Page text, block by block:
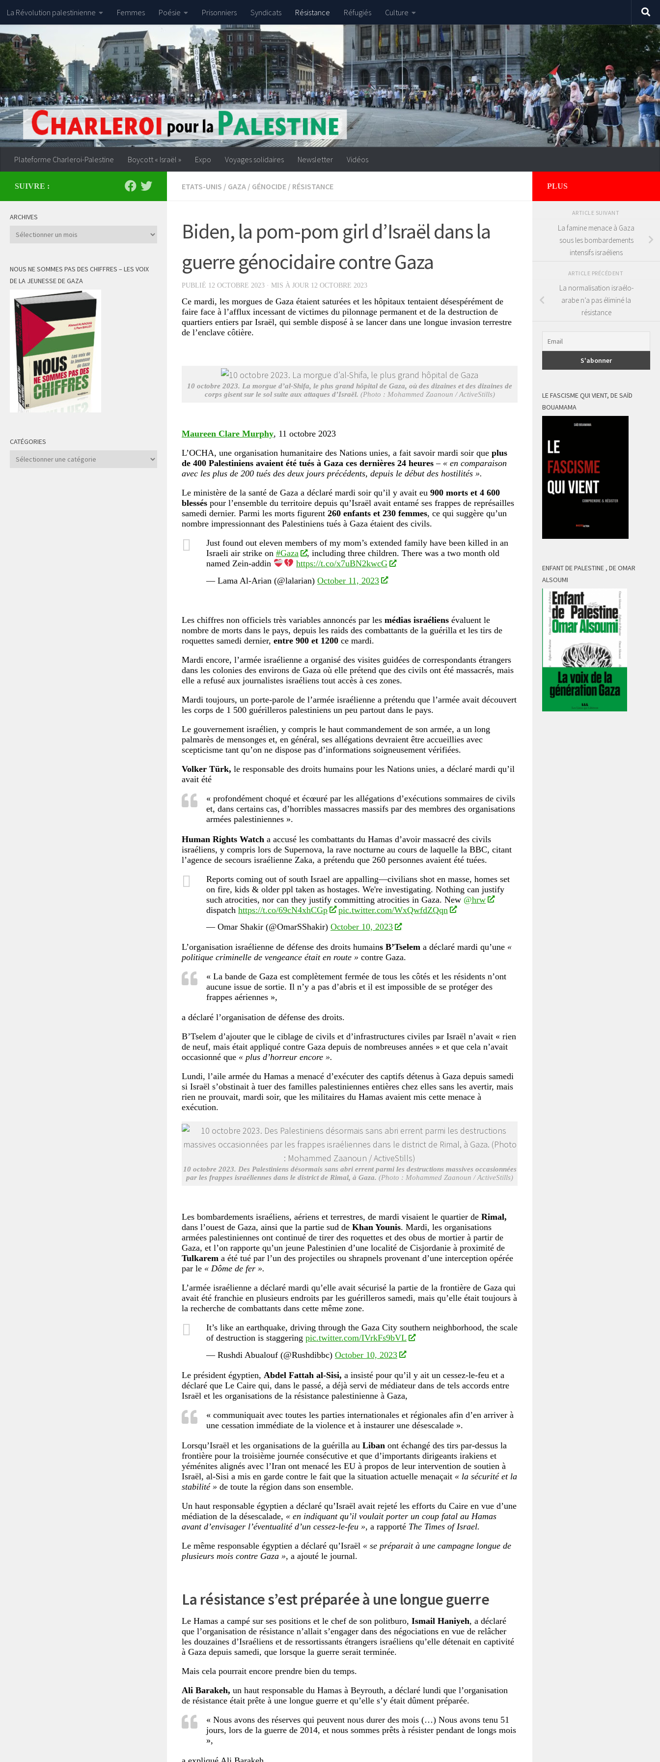
Skip to content
La Révolution palestinienne Femmes Poésie Prisonniers Syndicats Résistance Réfugiés Culture
Plateforme Charleroi-Palestine Boycott « Israël » Expo Voyages solidaires Newsletter Vidéos
ETATS-UNIS / GAZA / GÉNOCIDE / RÉSISTANCE
Biden, la pom-pom girl d’Israël dans la
guerre génocidaire contre Gaza
PUBLIÉ 12 OCTOBRE 2023 · MIS À JOUR 12 OCTOBRE 2023
Ce mardi, les morgues de Gaza étaient saturées et les hôpitaux tentaient désespérément de
faire face à l’afflux incessant de victimes du pilonnage permanent et de la destruction de
quartiers entiers par Israël, qui semble disposé à se lancer dans une longue invasion terrestre
de l’enclave côtière.
10 octobre 2023. La morgue d’al-Shifa, le plus grand hôpital de Gaza, où des dizaines et des dizaines de
corps gisent sur le sol suite aux attaques d’Israël. (Photo : Mohammed Zaanoun / ActiveStills)
Maureen Clare Murphy, 11 octobre 2023
L’OCHA, une organisation humanitaire des Nations unies, a fait savoir mardi soir que plus
de 400 Palestiniens avaient été tués à Gaza ces dernières 24 heures –« en comparaison
avec les plus de 200 tués des deux jours précédents, depuis le début des hostilités ».
Le ministère de la santé de Gaza a déclaré mardi soir qu’il y avait eu 900 morts et 4 600
blessés pour l’ensemble du territoire depuis qu’Israël avait entamé ses frappes de représailles
samedi dernier. Parmi les morts figurent 260 enfants et 230 femmes, ce qui suggère qu’un
nombre impressionnant des Palestiniens tués à Gaza étaient des civils.
Just found out eleven members of my mom’s extended family have been killed in an
Israeli air strike on #Gaza
, including three children. There was a two month old
named Zein-addin
https://t.co/x7uBN2kwcG
— Lama Al-Arian (@lalarian) October 11, 2023
Les chiffres non officiels très variables annoncés par les médias israéliens évaluent le
nombre de morts dans le pays, depuis les raids des combattants de la guérilla et les tirs de
roquettes samedi dernier, entre 900 et 1200 ce mardi.
Mardi encore, l’armée israélienne a organisé des visites guidées de correspondants étrangers
dans les colonies des environs de Gaza où elle prétend que des civils ont été massacrés, mais
elle a refusé aux journalistes israéliens tout accès à ces zones.
Mardi toujours, un porte-parole de l’armée israélienne a prétendu que l’armée avait découvert
les corps de 1 500 guérilleros palestiniens un peu partout dans le pays.
Le gouvernement israélien, y compris le haut commandement de son armée, a un long
palmarès de mensonges et, en général, ses allégations devraient être accueillies avec
scepticisme tant qu’on ne dispose pas d’informations soigneusement vérifiées.
Volker Türk, le responsable des droits humains pour les Nations unies, a déclaré mardi qu’il
avait été
« profondément choqué et écœuré par les allégations d’exécutions sommaires de civils
et, dans certains cas, d’horribles massacres massifs par des membres des organisations
armées palestiniennes ».
Human Rights Watch a accusé les combattants du Hamas d’avoir massacré des civils
israéliens, y compris lors de Supernova, la rave nocturne au cours de laquelle la BBC, citant
l’agence de secours israélienne Zaka, a prétendu que 260 personnes avaient été tuées.
Reports coming out of south Israel are appalling—civilians shot en masse, homes set
on fire, kids & older ppl taken as hostages. We're investigating. Nothing can justify
such atrocities, nor can they justify committing atrocities in Gaza. New @hrw
dispatch https://t.co/69cN4xhCGp
pic.twitter.com/WxQwfdZQqn
— Omar Shakir (@OmarSShakir) October 10, 2023
L’organisation israélienne de défense des droits humains B’Tselem a déclaré mardi qu’une «
politique criminelle de vengeance était en route » contre Gaza.
« La bande de Gaza est complètement fermée de tous les côtés et les résidents n’ont
aucune issue de sortie. Il n’y a pas d’abris et il est impossible de se protéger des
frappes aériennes »,
a déclaré l’organisation de défense des droits.
B’Tselem d’ajouter que le ciblage de civils et d’infrastructures civiles par Israël n’avait « rien
de neuf, mais était appliqué contre Gaza depuis de nombreuses années » et que cela n’avait
occasionné que « plus d’horreur encore ».
Lundi, l’aile armée du Hamas a menacé d’exécuter des captifs détenus à Gaza depuis samedi
si Israël s’obstinait à tuer des familles palestiniennes entières chez elles sans les avertir, mais
rien ne prouvait, mardi soir, que les militaires du Hamas avaient mis cette menace à
exécution.
10 octobre 2023. Des Palestiniens désormais sans abri errent parmi les destructions massives occasionnées
par les frappes israéliennes dans le district de Rimal, à Gaza. (Photo : Mohammed Zaanoun / ActiveStills)
Les bombardements israéliens, aériens et terrestres, de mardi visaient le quartier de Rimal,
dans l’ouest de Gaza, ainsi que la partie sud de Khan Younis. Mardi, les organisations
armées palestiniennes ont continué de tirer des roquettes et des obus de mortier à partir de
Gaza, et l’on rapporte qu’un jeune Palestinien d’une localité de Cisjordanie à proximité de
Tulkarem a été tué par l’un des projectiles ou shrapnels provenant d’une interception opérée
par le « Dôme de fer ».
L’armée israélienne a déclaré mardi qu’elle avait sécurisé la partie de la frontière de Gaza qui
avait été franchie en plusieurs endroits par les guérilleros samedi, mais qu’elle était toujours à
la recherche de combattants dans cette même zone.
It’s like an earthquake, driving through the Gaza City southern neighborhood, the scale
of destruction is staggering pic.twitter.com/IVrkFs9bVL
— Rushdi Abualouf (@Rushdibbc) October 10, 2023
Le président égyptien, Abdel Fattah al-Sisi, a insisté pour qu’il y ait un cessez-le-feu et a
déclaré que Le Caire qui, dans le passé, a déjà servi de médiateur dans de tels accords entre
Israël et les organisations de la résistance palestinienne à Gaza,
« communiquait avec toutes les parties internationales et régionales afin d’en arriver à
une cessation immédiate de la violence et à instaurer une désescalade ».
Lorsqu’Israël et les organisations de la guérilla au Liban ont échangé des tirs par-dessus la
frontière pour la troisième journée consécutive et que d’importants dirigeants irakiens et
yéménites alignés avec l’Iran ont menacé les EU à propos de leur intervention de soutien à
Israël, al-Sisi a mis en garde contre le fait que la situation actuelle menaçait « la sécurité et la
stabilité » de toute la région dans son ensemble.
Un haut responsable égyptien a déclaré qu’Israël avait rejeté les efforts du Caire en vue d’une
médiation de la désescalade, « en indiquant qu’il voulait porter un coup fatal au Hamas
avant d’envisager l’éventualité d’un cessez-le-feu », a rapporté The Times of Israel.
Le même responsable égyptien a déclaré qu’Israël « se préparait à une campagne longue de
plusieurs mois contre Gaza », a ajouté le journal.
La résistance s’est préparée à une longue guerre
Le Hamas a campé sur ses positions et le chef de son politburo, Ismail Haniyeh, a déclaré
que l’organisation de résistance n’allait s’engager dans des négociations en vue de relâcher
les douzaines d’Israéliens et de ressortissants étrangers israéliens qu’elle détenait en captivité
à Gaza depuis samedi, que lorsque la guerre serait terminée.
Mais cela pourrait encore prendre bien du temps.
Ali Barakeh, un haut responsable du Hamas à Beyrouth, a déclaré lundi que l’organisation
de résistance était prête à une longue guerre et qu’elle s’y était dûment préparée.
« Nous avons des réserves qui peuvent nous durer des mois (…) Nous avons tenu 51
jours, lors de la guerre de 2014, et nous sommes prêts à résister pendant de longs mois
»,
SUIVRE :
ARCHIVES
Archives
NOUS NE SOMMES PAS DES CHIFFRES – LES VOIX
DE LA JEUNESSE DE GAZA
CATÉGORIES
Catégories
PLUS
ARTICLE SUIVANT
La famine menace à Gaza
sous les bombardements
intensifs israéliens
ARTICLE PRÉCÉDENT
La normalisation israélo-
arabe n’a pas éliminé la
résistance
LE FASCISME QUI VIENT, DE SAÏD
BOUAMAMA
ENFANT DE PALESTINE , DE OMAR
ALSOUMI